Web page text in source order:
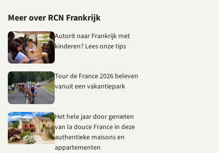
Meer over RCN Frankrijk
Autorit naar Frankrijk met
kinderen? Lees onze tips
Tour de France 2026 beleven
vanuit een vakantiepark
Het hele jaar door genieten
van la douce France in deze
authentieke maisons en
appartementen